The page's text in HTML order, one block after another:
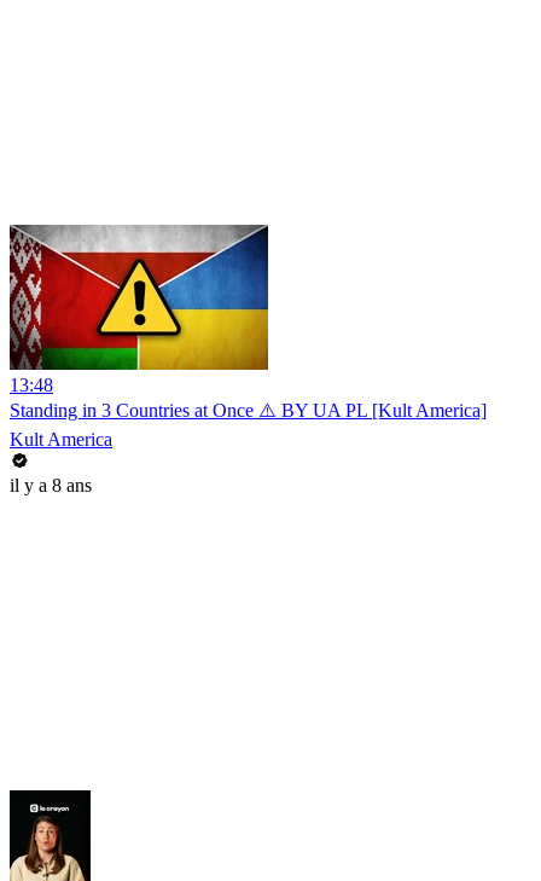
13:48
Standing in 3 Countries at Once ⚠️ BY UA PL [Kult America]
Kult America
il y a 8 ans